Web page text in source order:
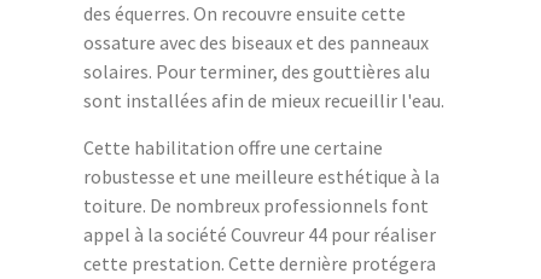
des équerres. On recouvre ensuite cette
ossature avec des biseaux et des panneaux
solaires. Pour terminer, des gouttières alu
sont installées afin de mieux recueillir l'eau.
Cette habilitation offre une certaine
robustesse et une meilleure esthétique à la
toiture. De nombreux professionnels font
appel à la société Couvreur 44 pour réaliser
cette prestation. Cette dernière protégera